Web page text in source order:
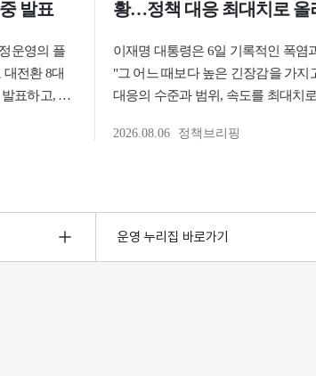
운영 누리집 바로가기